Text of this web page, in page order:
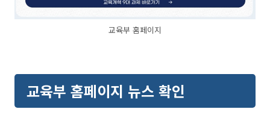
교육부 홈페이지
교육부 홈페이지 뉴스 확인